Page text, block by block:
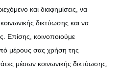
και διαφημίσεις, να
δικτύωσης και να
Επίσης, κοινοποιούμε
μέρους σας χρήση της
μέσων κοινωνικής δικτύωσης,